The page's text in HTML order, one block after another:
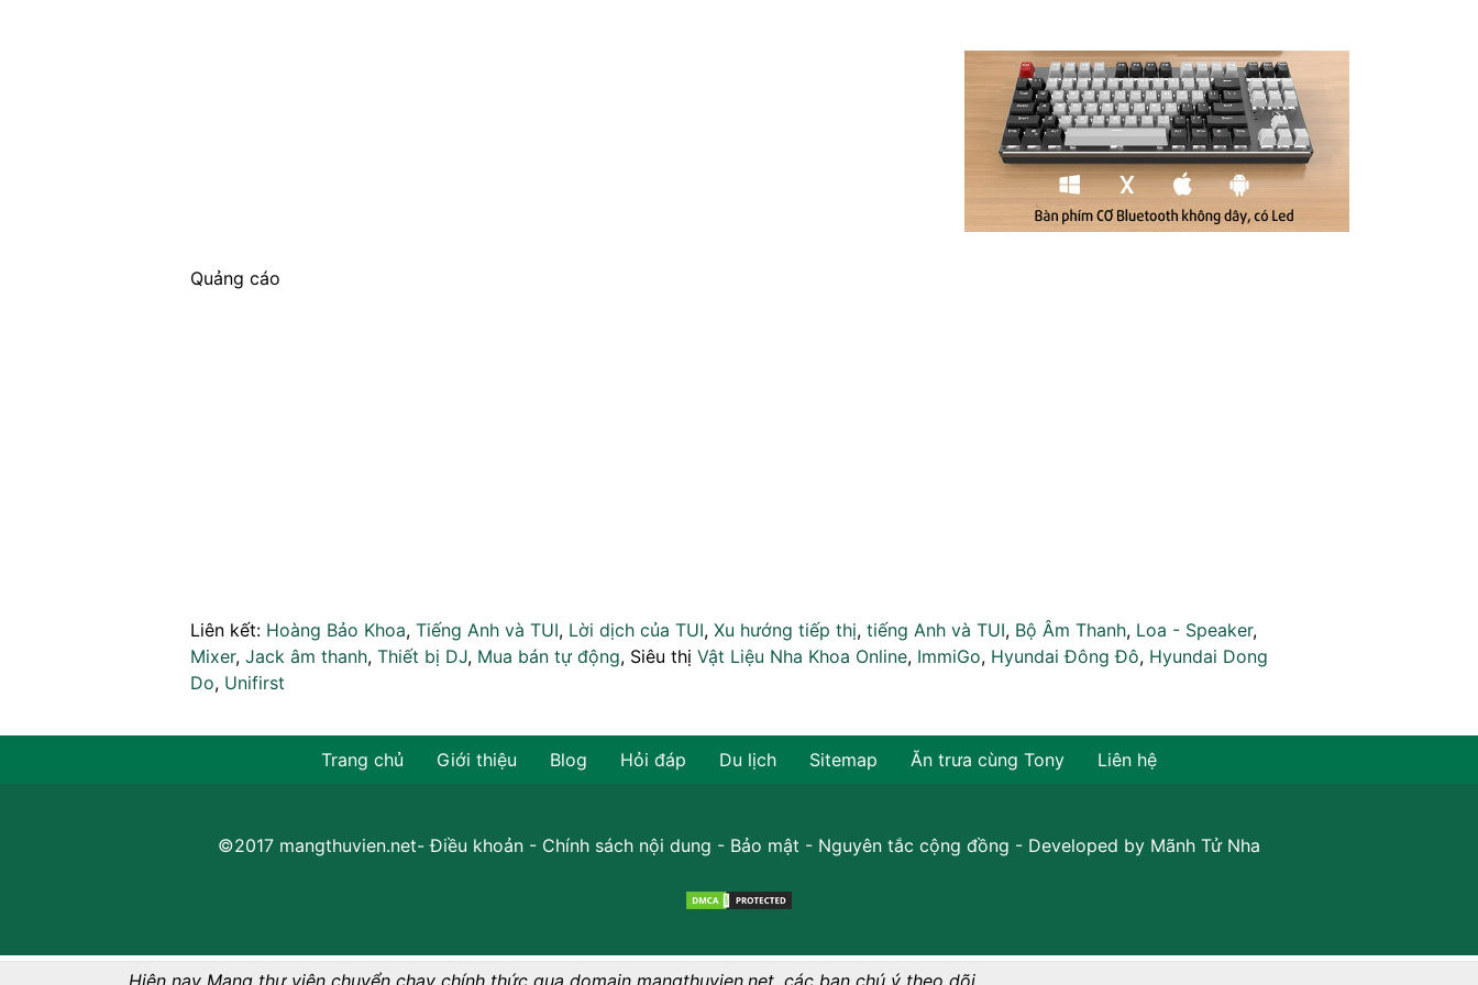
Quảng cáo
Liên kết: Hoàng Bảo Khoa, Tiếng Anh và TUI, Lời dịch của TUI, Xu hướng tiếp thị, tiếng Anh và TUI, Bộ Âm Thanh, Loa - Speaker,
Mixer, Jack âm thanh, Thiết bị DJ, Mua bán tự động, Siêu thị Vật Liệu Nha Khoa Online, ImmiGo, Hyundai Đông Đô, Hyundai Dong
Do, Unifirst
Trang chủ Giới thiệu Blog Hỏi đáp Du lịch Sitemap Ăn trưa cùng Tony Liên hệ
©2017 mangthuvien.net-Điều khoản - Chính sách nội dung - Bảo mật - Nguyên tắc cộng đồng - Developed by Mãnh Tử Nha
Hiện nay Mạng thư viện chuyển chạy chính thức qua domain mangthuvien.net, các bạn chú ý theo dõi.